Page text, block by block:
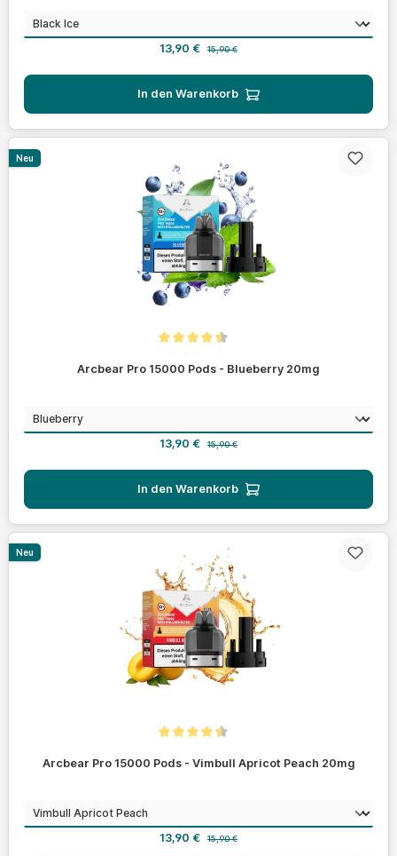
Geschmack
Verkaufspreis:
13,90 € Regulärer Preis:
15,90 €
In den Warenkorb
Neu
Arcbear Pro 15000 Pods - Blueberry 20mg
Geschmack
Verkaufspreis:
13,90 € 15,90 €
In den Warenkorb
Neu
Arcbear Pro 15000 Pods - Vimbull Apricot Peach 20mg
Geschmackauswählen
Verkaufspreis:
13,90 € Regulärer Preis:
15,90 €